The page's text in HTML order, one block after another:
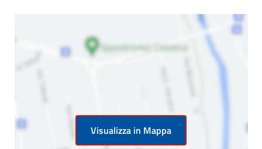
Visualizza in Mappa